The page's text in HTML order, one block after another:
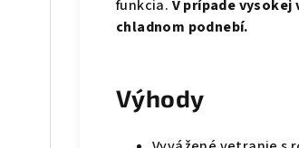
funkcia. V prípade
chladnom podnebí.
Výhody